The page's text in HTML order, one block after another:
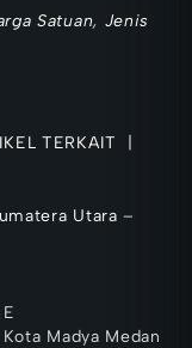
Satuan, Jenis
TERKAIT
Utara –
Madya Medan